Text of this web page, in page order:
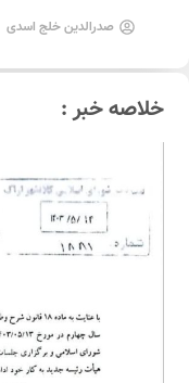
صدرالدین خلج اسدی
خلاصه خبر :